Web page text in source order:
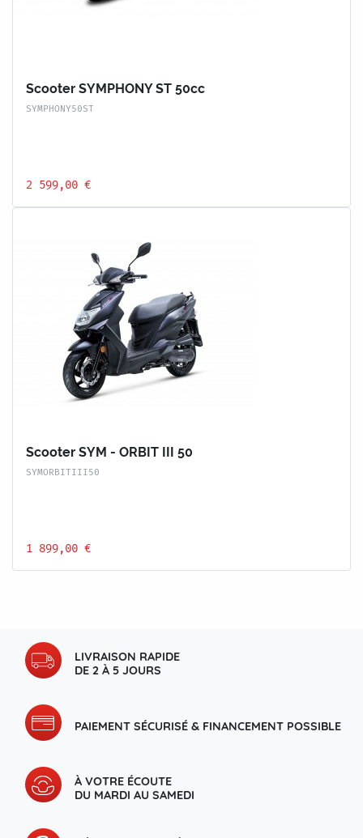
Scooter SYMPHONY ST 50cc
SYMPHONY50ST
2 599,00 €
Scooter SYM - ORBIT III 50
SYMORBITIII50
1 899,00 €
LIVRAISON RAPIDE
DE 2 À 5 JOURS
PAIEMENT SÉCURISÉ & FINANCEMENT POSSIBLE
À VOTRE ÉCOUTE
DU MARDI AU SAMEDI